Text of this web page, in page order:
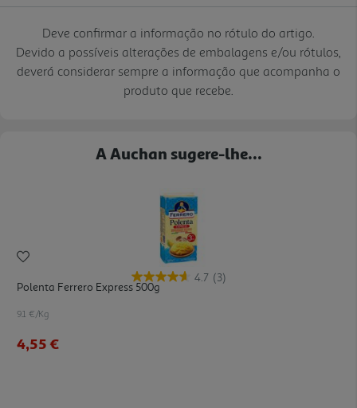
Deve confirmar a informação no rótulo do artigo.
Devido a possíveis alterações de embalagens e/ou rótulos,
deverá considerar sempre a informação que acompanha o
produto que recebe.
A Auchan sugere-lhe...
4.7 (3)
Polenta Ferrero Express 500g
9.1 €/Kg
4,55 €